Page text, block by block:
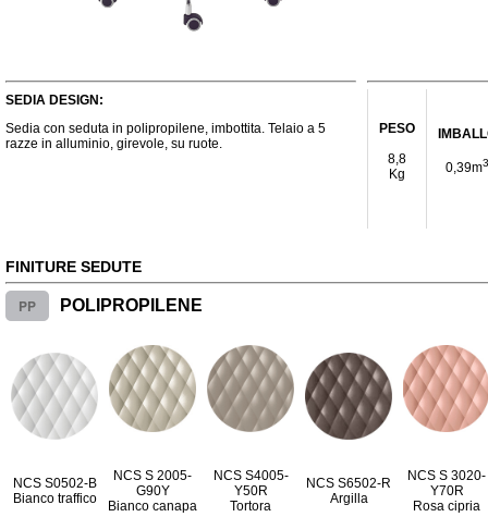
SEDIA DESIGN:
Sedia con seduta in polipropilene, imbottita. Telaio a 5
razze in alluminio, girevole, su ruote.
PESO
8,8
Kg
0,39m3
FINITURE SEDUTE
PP POLIPROPILENE
NCS S0502-B
Bianco traffico
NCS S 2005-
G90Y
Bianco canapa
NCS S4005-
Y50R
Tortora
NCS S6502-R
Argilla
NCS S 3020-
Y70R
Rosa cipria